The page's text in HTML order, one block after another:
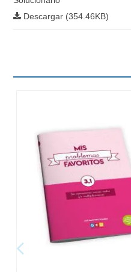
Descargar (354.46KB)